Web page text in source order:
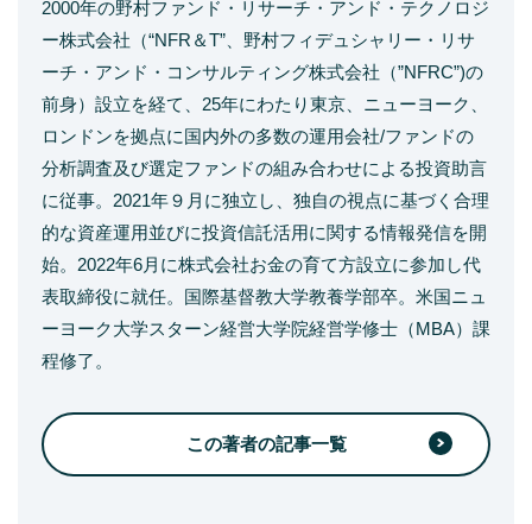
2000年の野村ファンド・リサーチ・アンド・テクノロジ
ー株式会社（“NFR＆T”、野村フィデュシャリー・リサ
ーチ・アンド・コンサルティング株式会社（”NFRC”)の
前身）設立を経て、25年にわたり東京、ニューヨーク、
ロンドンを拠点に国内外の多数の運用会社/ファンドの
分析調査及び選定ファンドの組み合わせによる投資助言
に従事。2021年９月に独立し、独自の視点に基づく合理
的な資産運用並びに投資信託活用に関する情報発信を開
始。2022年6月に株式会社お金の育て方設立に参加し代
表取締役に就任。国際基督教大学教養学部卒。米国ニュ
ーヨーク大学スターン経営大学院経営学修士（MBA）課
程修了。
この著者の記事一覧